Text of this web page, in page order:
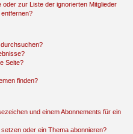
zur Liste der ignorierten Mitglieder
Seite?
finden?
und einem Abonnements für ein
oder ein Thema abonnieren?